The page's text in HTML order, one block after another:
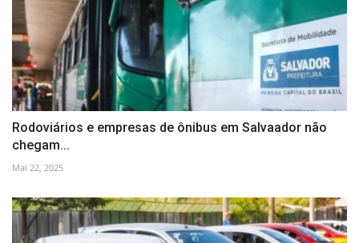
Rodoviários e empresas de ônibus em Salvaador não
chegam...
Mai 22, 2025